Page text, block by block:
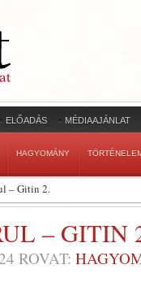
ELŐADÁS MÉDIAAJÁNLAT
HAGYOMÁNY
– Gitin 2.
– GITIN
ROVAT: